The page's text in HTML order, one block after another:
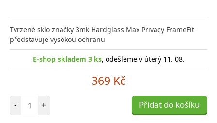
Tvrzené sklo značky 3mk Hardglass Max Privacy FrameFit
představuje vysokou ochranu
E-shop skladem 3 ks, odešleme v úterý 11. 08.
369 Kč
- Počet položek
+ Přidat do košíku